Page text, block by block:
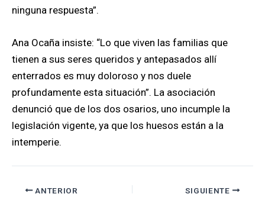
ninguna respuesta”.
Ana Ocaña insiste: “Lo que viven las familias que
tienen a sus seres queridos y antepasados allí
enterrados es muy doloroso y nos duele
profundamente esta situación”. La asociación
denunció que de los dos osarios, uno incumple la
legislación vigente, ya que los huesos están a la
intemperie.
ANTERIOR SIGUIENTE